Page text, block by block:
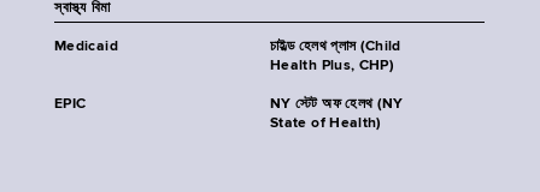
স্বাস্থ্য বিমা
Medicaid
চাইল্ড হেলথ প্লাস (Child
Health Plus, CHP)
EPIC
NY স্টেট অফ হেলথ (NY
State of Health)